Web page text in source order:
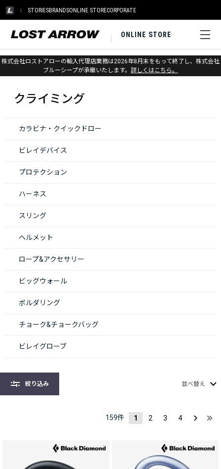
STORIESBRANDSONLINE STORECORPORATE
ONLINE STORE
株式会社ロストアローの輸入代理店業務は2026年8月末をもって終了し、株式会社
ブルーシープが承継いたします。 詳しくはこちら。
ホーム > ブラックダイヤモンド > クライミング
クライミング
絞り込み 並べ替え
159件 1 2 3 4
カラビナ・クイックドロー
ビレイデバイス
プロテクション
ハーネス
スリング
ヘルメット
ロープ&アクセサリー
ビッグウォール
ボルダリング
チョーク&チョークバッグ
ビレイグローブ